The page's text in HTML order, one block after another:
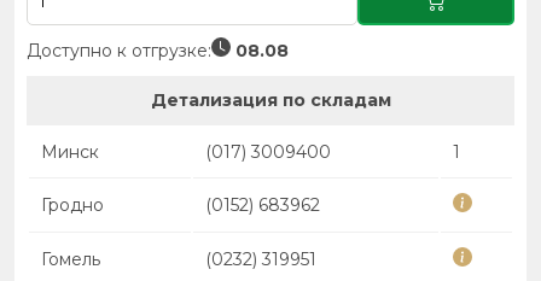
Доступно к отгрузке: 08.08
Детализация по складам
Минск (017) 3009400 1
Гродно (0152) 683962
Гомель (0232) 319951